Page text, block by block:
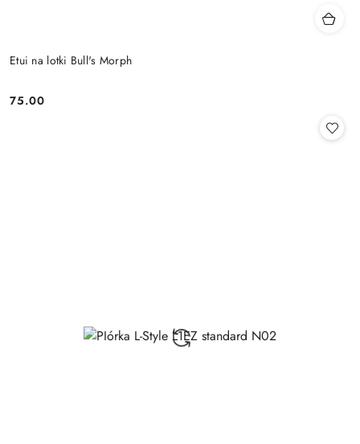
Etui na lotki Bull's Morph
Cena:
75.00